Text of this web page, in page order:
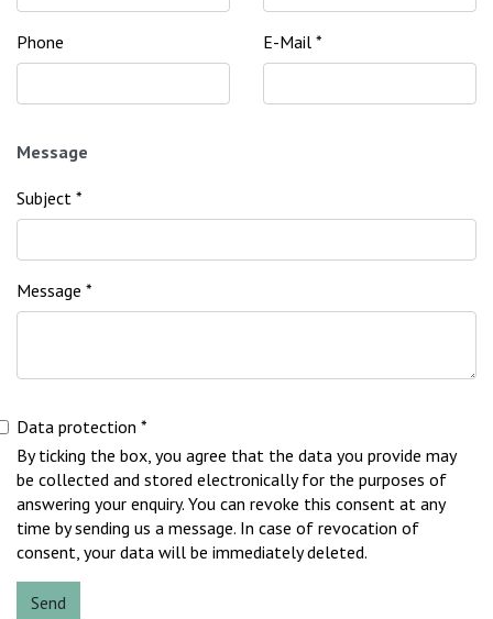
Phone E-Mail *
Message
Subject *
Message *
Data protection *
By ticking the box, you agree that the data you provide may
be collected and stored electronically for the purposes of
answering your enquiry. You can revoke this consent at any
time by sending us a message. In case of revocation of
consent, your data will be immediately deleted.
Send